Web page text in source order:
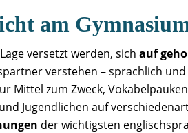
am
versetzt werden, sich auf
verstehen – sprachlich
Mittel zum Zweck,
Jugendlichen auf
der wichtigsten